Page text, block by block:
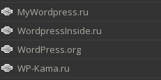
MyWordpress.ru
WordpressInside.ru
WordPress.org
WP-Kama.ru